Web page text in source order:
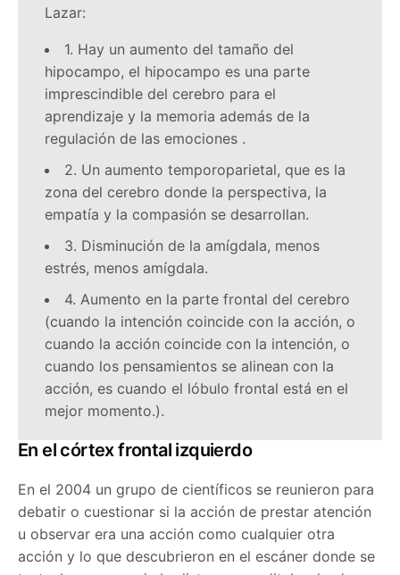
Lazar:
1. Hay un aumento del tamaño del
hipocampo, el hipocampo es una parte
imprescindible del cerebro para el
aprendizaje y la memoria además de la
regulación de las emociones .
2. Un aumento temporoparietal, que es la
zona del cerebro donde la perspectiva, la
empatía y la compasión se desarrollan.
3. Disminución de la amígdala, menos
estrés, menos amígdala.
4. Aumento en la parte frontal del cerebro
(cuando la intención coincide con la acción, o
cuando la acción coincide con la intención, o
cuando los pensamientos se alinean con la
acción, es cuando el lóbulo frontal está en el
mejor momento.).
En el córtex frontal izquierdo
En el 2004 un grupo de científicos se reunieron para
debatir o cuestionar si la acción de prestar atención
u observar era una acción como cualquier otra
acción y lo que descubrieron en el escáner donde se